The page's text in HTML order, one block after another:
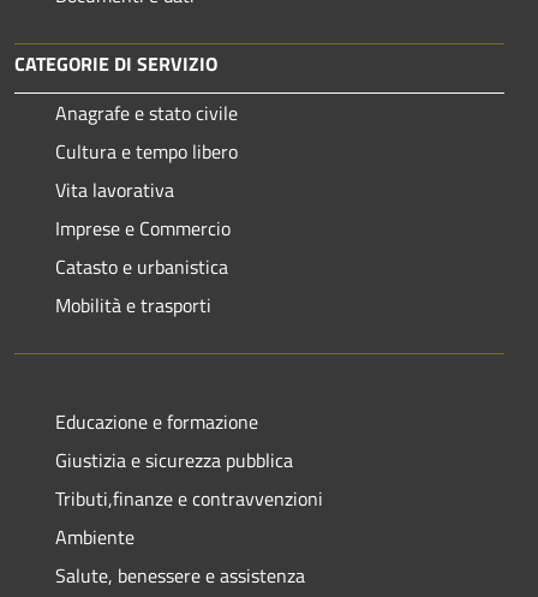
CATEGORIE DI SERVIZIO
Anagrafe e stato civile
Cultura e tempo libero
Vita lavorativa
Imprese e Commercio
Catasto e urbanistica
Mobilità e trasporti
Educazione e formazione
Giustizia e sicurezza pubblica
Tributi,finanze e contravvenzioni
Ambiente
Salute, benessere e assistenza